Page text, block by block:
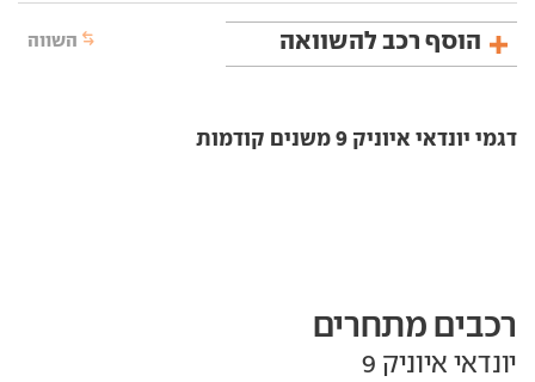
הוסף רכב להשוואה השווה
דגמי יונדאי איוניק 9 משנים קודמות
רכבים מתחרים
יונדאי איוניק 9